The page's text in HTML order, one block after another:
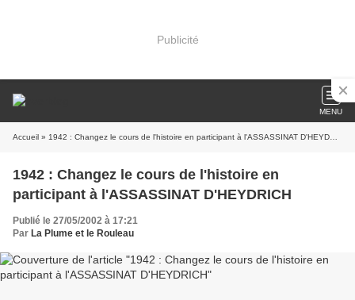
Publicité
MENU
Accueil » 1942 : Changez le cours de l'histoire en participant à l'ASSASSINAT D'HEYDRICH
1942 : Changez le cours de l'histoire en
participant à l'ASSASSINAT D'HEYDRICH
Publié le 27/05/2002 à 17:21
Par La Plume et le Rouleau